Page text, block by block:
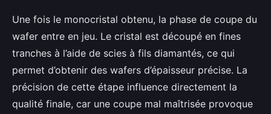
Une fois le monocristal obtenu, la phase de coupe du
wafer entre en jeu. Le cristal est découpé en fines
tranches à l’aide de scies à fils diamantés, ce qui
permet d’obtenir des wafers d’épaisseur précise. La
précision de cette étape influence directement la
qualité finale, car une coupe mal maîtrisée provoque